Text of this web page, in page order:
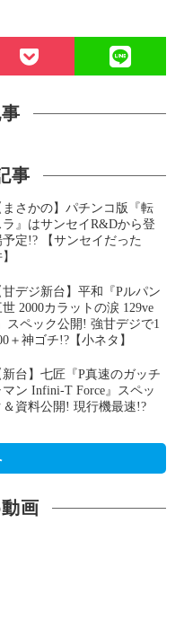
事
まさかの】パチンコ版『転
ラ』はサンセイR&Dから登
予定!? 【サンセイだった
甘デジ新台】平和『Pルパン
世 2000カラットの涙 129ve
スペック公開! 強甘デジで1
＋神ゴチ!?【小ネタ】
新台】七匠『P真速のガッチ
マン Infini-T Force』スペッ
＆資料公開! 現行機最速!?
画